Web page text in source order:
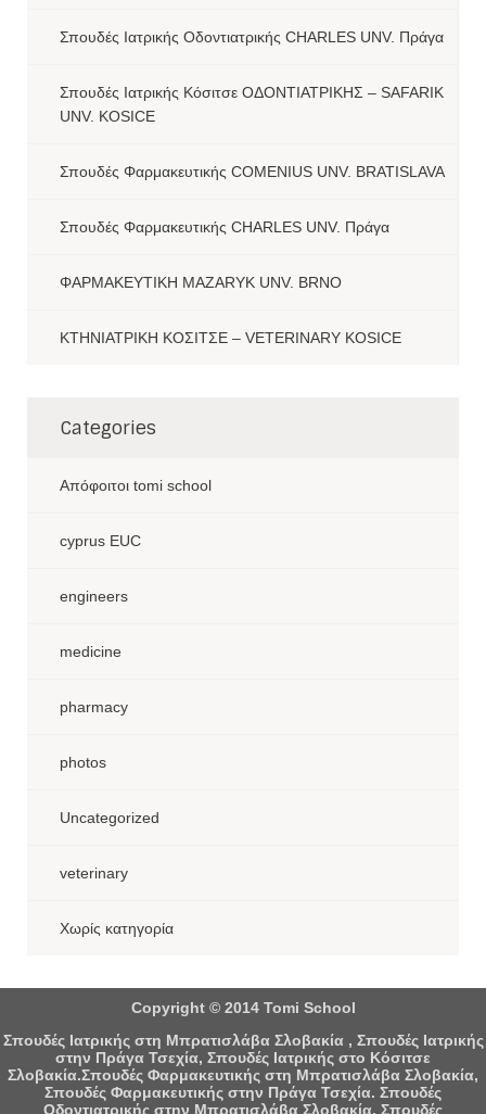
Σπουδές Ιατρικής Οδοντιατρικής CHARLES UNV. Πράγα
Σπουδές Ιατρικής Κόσιτσε ΟΔΟΝΤΙΑΤΡΙΚΗΣ – SAFARIK
UNV. KOSICE
Σπουδές Φαρμακευτικής COMENIUS UNV. BRATISLAVA
Σπουδές Φαρμακευτικής CHARLES UNV. Πράγα
ΦΑΡΜΑΚΕΥΤΙΚΗ MAZARYK UNV. BRNO
ΚΤΗΝΙΑΤΡΙΚΗ ΚΟΣΙΤΣΕ – VETERINARY KOSICE
Categories
Aπόφοιτοι tomi school
cyprus EUC
engineers
medicine
pharmacy
photos
Uncategorized
veterinary
Χωρίς κατηγορία
Copyright © 2014 Tomi School
Σπουδές Ιατρικής στη Μπρατισλάβα Σλοβακία , Σπουδές Ιατρικής
στην Πράγα Τσεχία, Σπουδές Ιατρικής στο Κόσιτσε
Σλοβακία.Σπουδές Φαρμακευτικής στη Μπρατισλάβα Σλοβακία,
Σπουδές Φαρμακευτικής στην Πράγα Τσεχία. Σπουδές
Οδοντιατρικής στην Μπρατισλάβα Σλοβακία, Σπουδές